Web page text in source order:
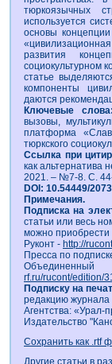
тюркоязычных
используется
основы
развития
социокультурном
статье
компоненты
даются
Ключевые
вызовы,
платформа
тюркского
Ссылка при
как альтернатива
2021. – №7-8. С.
DOI: 10.54449/
Примечания.
Подписка на
статьи или весь
можно приобрести
Руконт - http://
Пресса по
rf.ru/rucont/edition/
Подписку на
редакцию
Агентства: «Урал-
Издательство
Сохранить как .rtf
Другие статьи в